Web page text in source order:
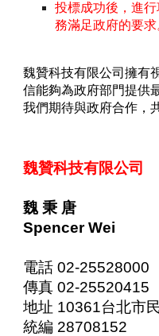
投標成功後，進
務滿足政府的要求
魏贊科技有限公司擁有
信能夠為政府部門提供
我們期待與政府合作，
魏贊科技有限公司
魏 秉 唐
Spencer Wei
電話 02-25528000
傳真 02-25520415
地址 10361台北市
統編 28708152